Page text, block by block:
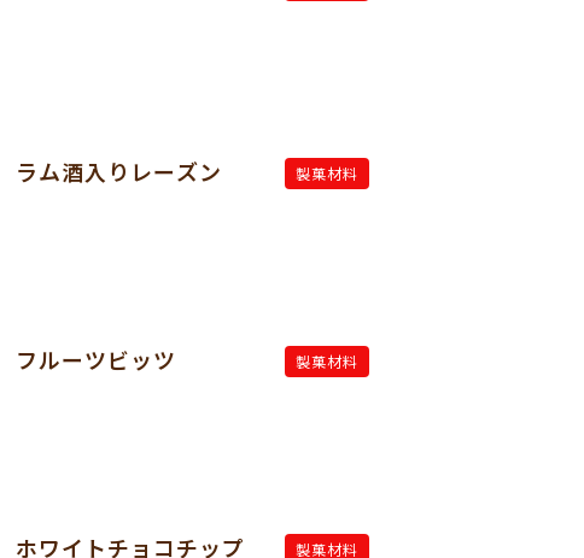
ラム酒入りレーズン 製菓材料
フルーツビッツ 製菓材料
ホワイトチョコチップ 製菓材料